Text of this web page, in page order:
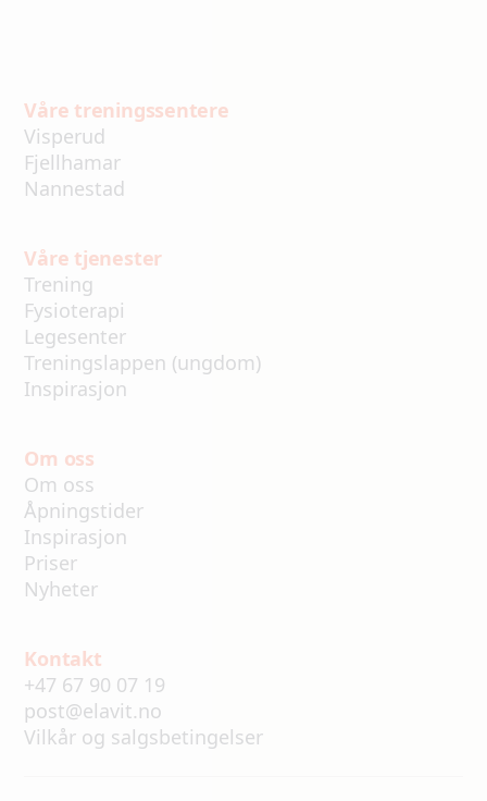
Våre treningssentere
Visperud
Fjellhamar
Nannestad
Våre tjenester
Trening
Fysioterapi
Legesenter
Treningslappen (ungdom)
Inspirasjon
Om oss
Om oss
Åpningstider
Inspirasjon
Priser
Nyheter
Kontakt
+47 67 90 07 19
post@elavit.no
Vilkår og salgsbetingelser